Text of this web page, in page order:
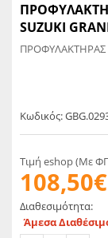
SUZUKI
Κωδικός:
Τιμή eshop (Με
108,50€
Διαθεσιμότητα:
Άμεσα